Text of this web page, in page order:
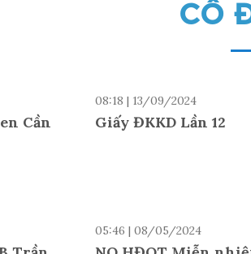
CỔ
Cần
08:18 | 13/09/2024
Giấy ĐKKD Lần 12
05:46 | 08/05/2024